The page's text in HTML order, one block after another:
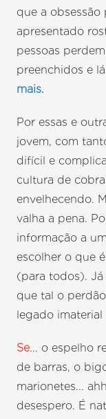
que a obsessão
apresentado
pessoas
preenchidos e
mais.
Por essas e
jovem, com
difícil e
cultura de
envelhecendo.
valha a pena.
informação a
escolher o que
(para todos).
que tal o
legado imaterial
Se... o espelho
de barras, o
marionetes...
desespero. É